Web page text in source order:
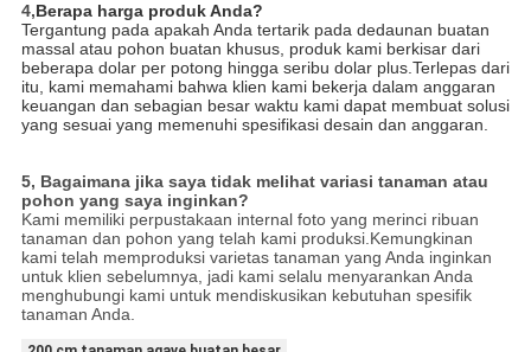
4,Berapa harga produk Anda?
Tergantung pada apakah Anda tertarik pada dedaunan buatan
massal atau pohon buatan khusus, produk kami berkisar dari
beberapa dolar per potong hingga seribu dolar plus.Terlepas dari
itu, kami memahami bahwa klien kami bekerja dalam anggaran
keuangan dan sebagian besar waktu kami dapat membuat solusi
yang sesuai yang memenuhi spesifikasi desain dan anggaran.
5, Bagaimana jika saya tidak melihat variasi tanaman atau
pohon yang saya inginkan?
Kami memiliki perpustakaan internal foto yang merinci ribuan
tanaman dan pohon yang telah kami produksi.Kemungkinan
kami telah memproduksi varietas tanaman yang Anda inginkan
untuk klien sebelumnya, jadi kami selalu menyarankan Anda
menghubungi kami untuk mendiskusikan kebutuhan spesifik
tanaman Anda.